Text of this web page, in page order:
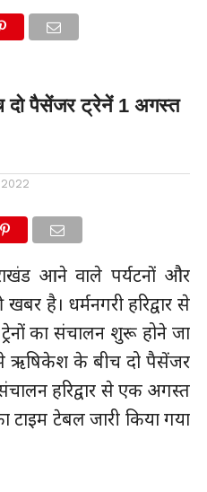
दो पैसेंजर ट्रेनें 1 अगस्त
आने वाले पर्यटनों और
है। धर्मनगरी हरिद्वार से
का संचालन शुरू होने जा
से ऋषिकेश के बीच दो पैसेंजर
हरिद्वार से एक अगस्त
टेबल जारी किया गया